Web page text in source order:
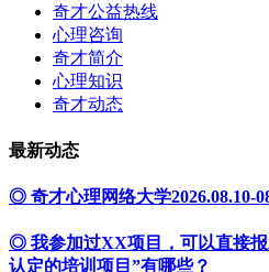
奇才公益热线
心理咨询
奇才简介
心理知识
奇才动态
最新动态
◎ 奇才心理网络大学2026.08.10-
◎ 我参加过XX项目，可以直接
认定的培训项目”有哪些？